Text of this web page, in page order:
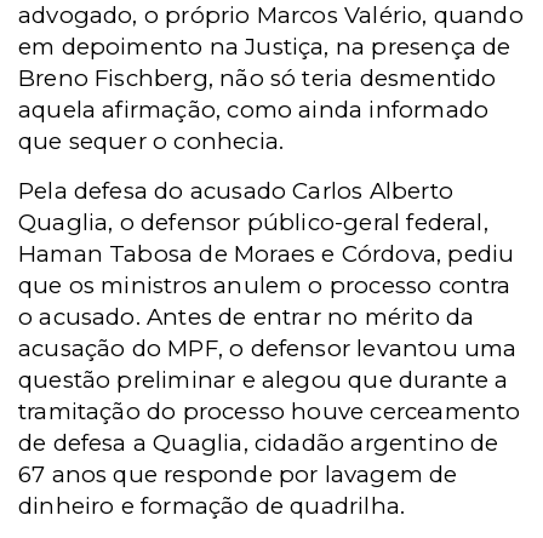
advogado, o próprio Marcos Valério, quando
em depoimento na Justiça, na presença de
Breno Fischberg, não só teria desmentido
aquela afirmação, como ainda informado
que sequer o conhecia.
Pela defesa do acusado Carlos Alberto
Quaglia, o defensor público-geral federal,
Haman Tabosa de Moraes e Córdova, pediu
que os ministros anulem o processo contra
o acusado. Antes de entrar no mérito da
acusação do MPF, o defensor levantou uma
questão preliminar e alegou que durante a
tramitação do processo houve cerceamento
de defesa a Quaglia, cidadão argentino de
67 anos que responde por lavagem de
dinheiro e formação de quadrilha.